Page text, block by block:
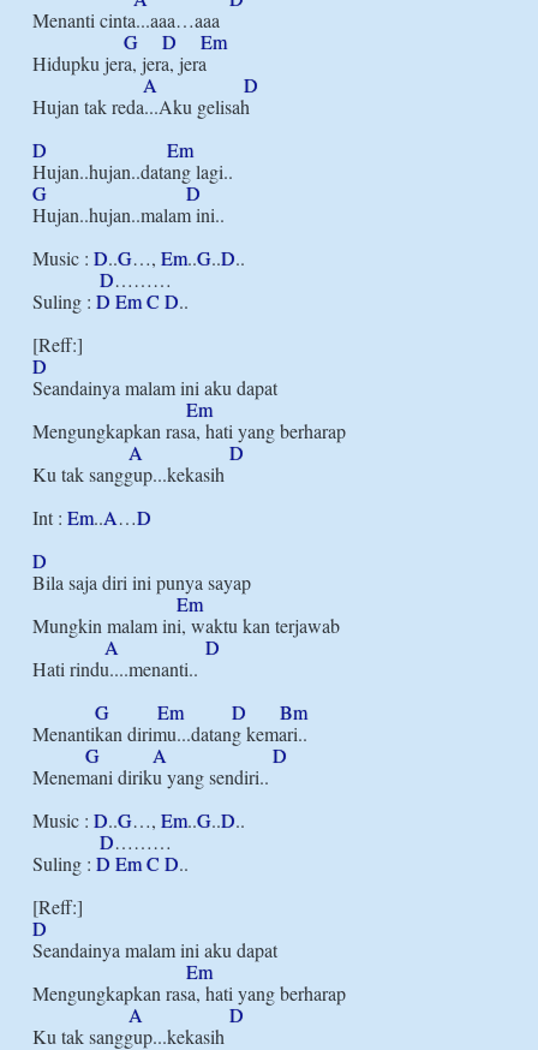
Menanti cinta...aaa…aaa
G
D
Em
Hidupku jera, jera, jera
A
D
Hujan tak reda...Aku gelisah
D
Em
G
D
Hujan..hujan..malam ini..
Music : D..G…, Em..G..D..
D………
Suling : D EmC D..
D
Seandainya malam ini aku dapat
Em
Mengungkapkan rasa, hati yang berharap
A
D
Ku tak sanggup...kekasih
Int : Em..A…D
D
Bila saja diri ini punya sayap
Em
Mungkin malam ini, waktu kan terjawab
A
D
Hati rindu....menanti..
G
Em D
Bm
Menantikan dirimu...datang kemari..
G
A
D
Menemani diriku yang sendiri..
Music : D..G…, Em..G..D..
D………
Suling : D EmC D..
D
Seandainya malam ini aku dapat
Em
Mengungkapkan rasa, hati yang berharap
A
D
Ku tak sanggup...kekasih